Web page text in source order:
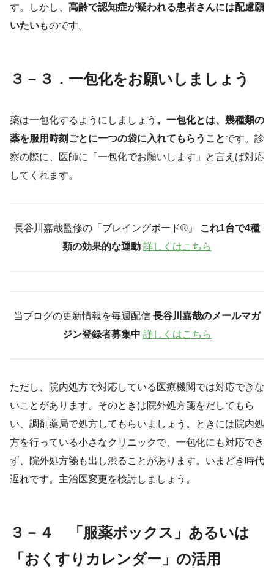
す。しかし、 高齢で認知症が疑われる患者さんには配慮願
いたいものです。
３－３．一包化をお願いしましょう
薬は一包化するようにしましょう 。一包化とは、幾種類の
薬を服用時刻ごとに一つの袋に入れてもらうことです。診
察の際に、医師に「一包化でお願いします」と言えば対応
してくれます。
長谷川嘉哉監修の「ブレイングボード®︎」
これ1台で4種
類の効果的な運動 詳しくはこちら
当ブログの更新情報を毎週配信 長谷川嘉哉のメールマガ
ジン登録者募集中 詳しくはこちら
ただし、院内処方で対応している医療機関では対応できな
いことがあります。そのときは院外処方箋をだしてもら
い、調剤薬局で処方してもらいましょう。ときには院内処
方を行っている小さなクリニックで、一包化にも対応でき
ず、院外処方箋も出し渋ることがあります。いまどき時代
遅れです。主治医変更を検討しましょう。
３－４ 「服薬ボックス」あるいは
「おくすりカレンダー」の活用